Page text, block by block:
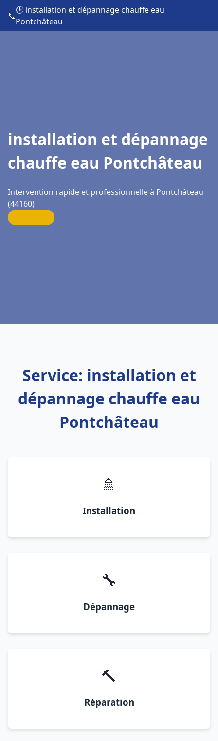
📞
🕒 installation et dépannage chauffe eau
Pontchâteau
installation et dépannage
chauffe eau Pontchâteau
Intervention rapide et professionnelle à Pontchâteau
(44160)
Service: installation et
dépannage chauffe eau
Pontchâteau
🚿
Installation
🔧
Dépannage
🔨
Réparation